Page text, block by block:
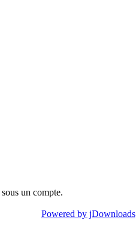
un compte.
Powered by jDownloads